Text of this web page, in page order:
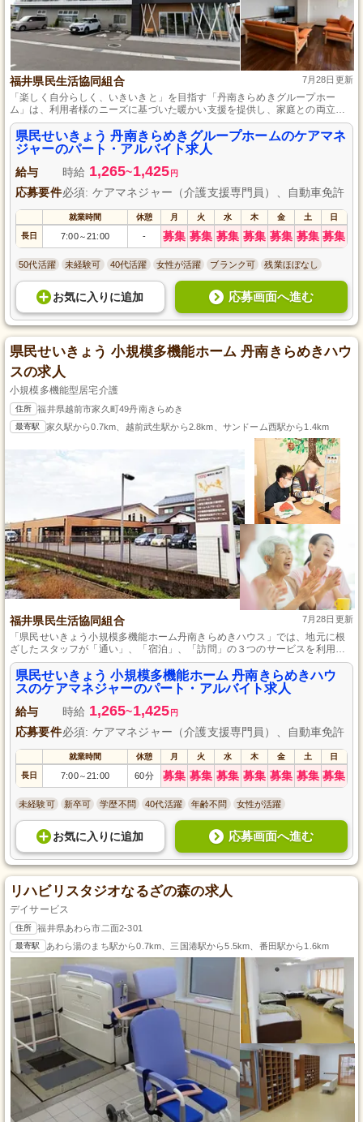
福井県民生活協同組合 7月28日更新
「楽しく自分らしく、いきいきと」を目指す「丹南きらめきグループホー
ム」は、利用者様のニーズに基づいた暖かい支援を提供し、家庭との両立も
考慮した運営を行っています。
県民せいきょう 丹南きらめきグループホームのケアマネ
ジャーのパート・アルバイト求人
給与 時給 1,265~1,425 円
応募要件必須: ケアマネジャー（介護支援専門員）、自動車免許
就業時間 休憩 月 火 水 木 金 土 日
長日 7:00～21:00 - 募集 募集 募集 募集 募集 募集 募集
50代活躍 未経験可 40代活躍 女性が活躍 ブランク可 残業ほぼなし
お気に入り に追加 応募画面へ進む
県民せいきょう 小規模多機能ホーム 丹南きらめきハウ
スの求人
小規模多機能型居宅介護
住所 福井県越前市家久町49丹南きらめき
最寄駅 家久駅から0.7km、越前武生駅から2.8km、サンドーム西駅から1.4km
福井県民生活協同組合 7月28日更新
「県民せいきょう小規模多機能ホーム丹南きらめきハウス」では、地元に根
ざしたスタッフが「通い」、「宿泊」、「訪問」の３つのサービスを利用者
とその家族に対応し、暮らしを理解した上で一人ひとりが自分らしく過ごせ
るようサポートします。
県民せいきょう 小規模多機能ホーム 丹南きらめきハウ
スのケアマネジャーのパート・アルバイト求人
給与 時給 1,265~1,425 円
応募要件必須: ケアマネジャー（介護支援専門員）、自動車免許
就業時間 休憩 月 火 水 木 金 土 日
長日 7:00～21:00 60分 募集 募集 募集 募集 募集 募集 募集
未経験可 新卒可 学歴不問 40代活躍 年齢不問 女性が活躍
お気に入り に追加 応募画面へ進む
リハビリスタジオなるざの森の求人
デイサービス
住所 福井県あわら市二面2-301
最寄駅 あわら湯のまち駅から0.7km、三国港駅から5.5km、番田駅から1.6km